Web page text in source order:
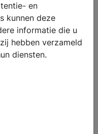
en
kunnen deze
informatie die u
hebben verzameld
diensten.